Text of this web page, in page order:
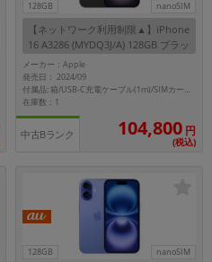
128GB nanoSIM
【ネットワーク利用制限▲】iPhone
16 A3286 (MYDQ3J/A) 128GB ブラッ
ク 【au版SIMフリー】
メーカー：Apple
発売日： 2024/09
付属品: 箱/USB-C充電ケーブル(1m)/SIMカードツール
在庫数：1
中古Bランク 104,800 円
(税込)
128GB nanoSIM